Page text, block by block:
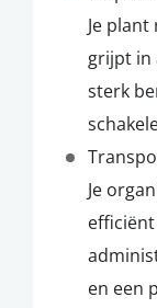
Je
grijpt in
sterk
Je
en een